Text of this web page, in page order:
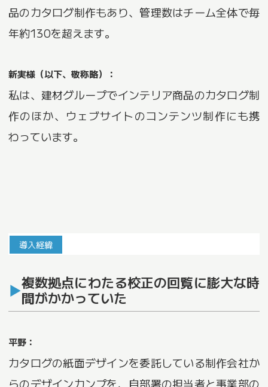
品のカタログ制作もあり、管理数はチーム全体で毎
年約130を超えます。
新実様（以下、敬称略）：
私は、建材グループでインテリア商品のカタログ制
作のほか、ウェブサイトのコンテンツ制作にも携
わっています。
導入経緯
複数拠点にわたる校正の回覧に膨大な時
間がかかっていた
平野：
カタログの紙面デザインを委託している制作会社か
らのデザインカンプを、自部署の担当者と事業部の